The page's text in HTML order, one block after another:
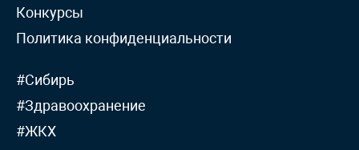
Конкурсы
Политика конфиденциальности
#Сибирь
#Здравоохранение
#ЖКХ